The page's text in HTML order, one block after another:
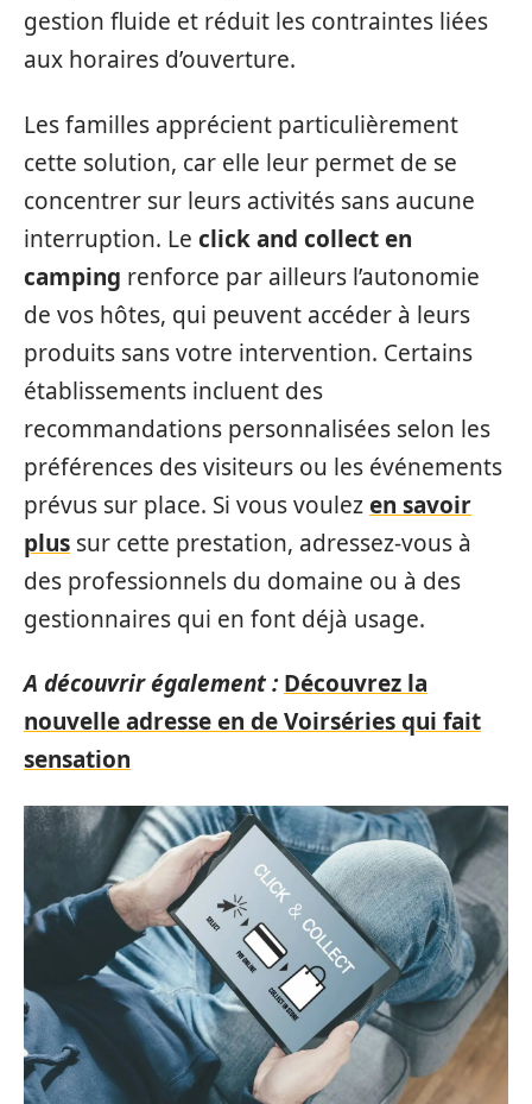
gestion fluide et réduit les contraintes liées
aux horaires d’ouverture.
Les familles apprécient particulièrement
cette solution, car elle leur permet de se
concentrer sur leurs activités sans aucune
interruption. Le click and collect en
camping renforce par ailleurs l’autonomie
de vos hôtes, qui peuvent accéder à leurs
produits sans votre intervention. Certains
établissements incluent des
recommandations personnalisées selon les
préférences des visiteurs ou les événements
prévus sur place. Si vous voulezen savoir
plus sur cette prestation, adressez-vous à
des professionnels du domaine ou à des
gestionnaires qui en font déjà usage.
A découvrir également : Découvrez la
nouvelle adresse en de Voirséries qui fait
sensation